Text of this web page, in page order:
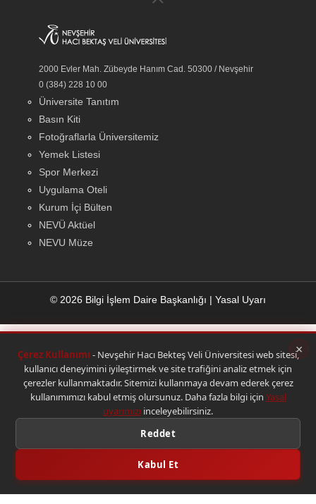
×
Çerez Kullanımı - Nevşehir Hacı Bekteş Veli Üniversitesi web sitesi,
kullanıcı deneyimini iyileştirmek ve site trafiğini analiz etmek için
çerezler kullanmaktadır. Sitemizi kullanmaya devam ederek çerez
kullanımımızı kabul etmiş olursunuz. Daha fazla bilgi için Yasal
uyarımızı inceleyebilirsiniz.
Reddet
Kabul Et
2000 Evler Mah. Zübeyde Hanım Cad. 50300 / Nevşehir
0 (384) 228 10 00
Üniversite Tanıtım
Basın Kiti
Fotoğraflarla Üniversitemiz
Yemek Listesi
Spor Merkezi
Uygulama Oteli
Kurum İçi Bülten
NEVÜ Aktüel
NEVU Müze
© 2026 Bilgi İşlem Daire Başkanlığı | Yasal Uyarı